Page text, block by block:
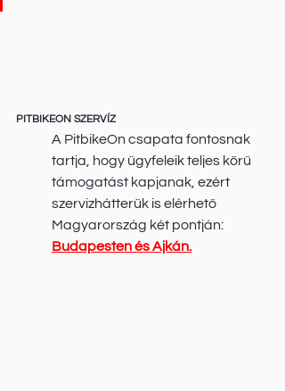
PITBIKEON SZERVÍZ
A PitbikeOn csapata fontosnak
tartja, hogy ügyfeleik teljes körű
támogatást kapjanak, ezért
szervizhátterük is elérhető
Magyarország két pontján:
Budapesten és Ajkán.